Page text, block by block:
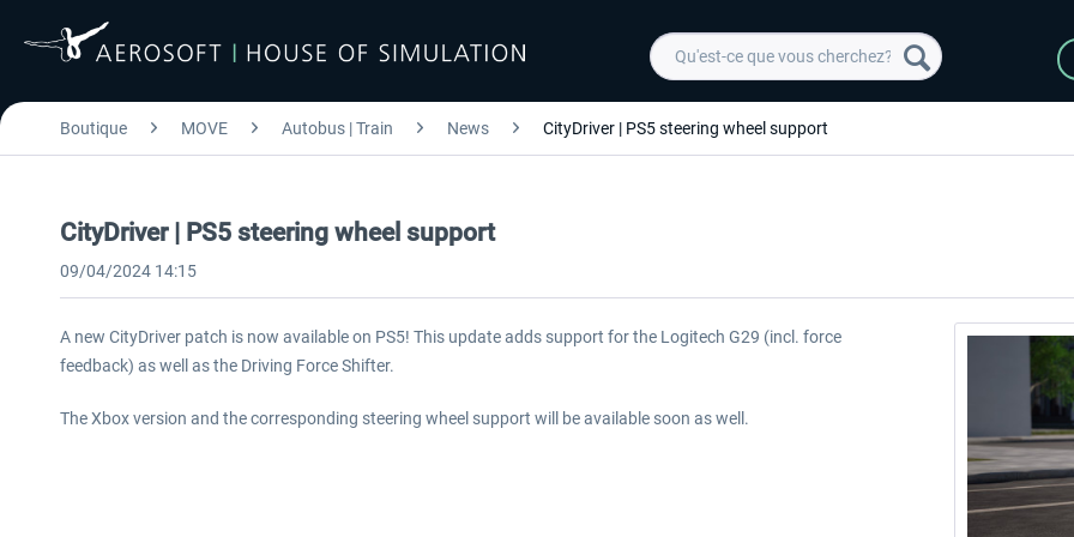
Boutique MOVE Autobus | Train News CityDriver | PS5 steering wheel support
CityDriver | PS5 steering wheel support
09/04/2024 14:15
A new CityDriver patch is now available on PS5! This update adds support for the Logitech G29 (incl. force
feedback) as well as the Driving Force Shifter.
The Xbox version and the corresponding steering wheel support will be available soon as well.